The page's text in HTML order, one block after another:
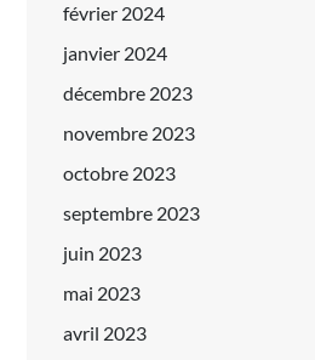
février 2024
janvier 2024
décembre 2023
novembre 2023
octobre 2023
septembre 2023
juin 2023
mai 2023
avril 2023